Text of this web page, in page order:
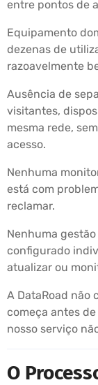
entre pontos de
Equipamento
dezenas de
razoavelmente
Ausência de
visitantes,
mesma rede,
acesso.
Nenhuma
está com
reclamar.
Nenhuma
configurado
atualizar ou
A DataRoad não
começa antes
nosso serviço
O